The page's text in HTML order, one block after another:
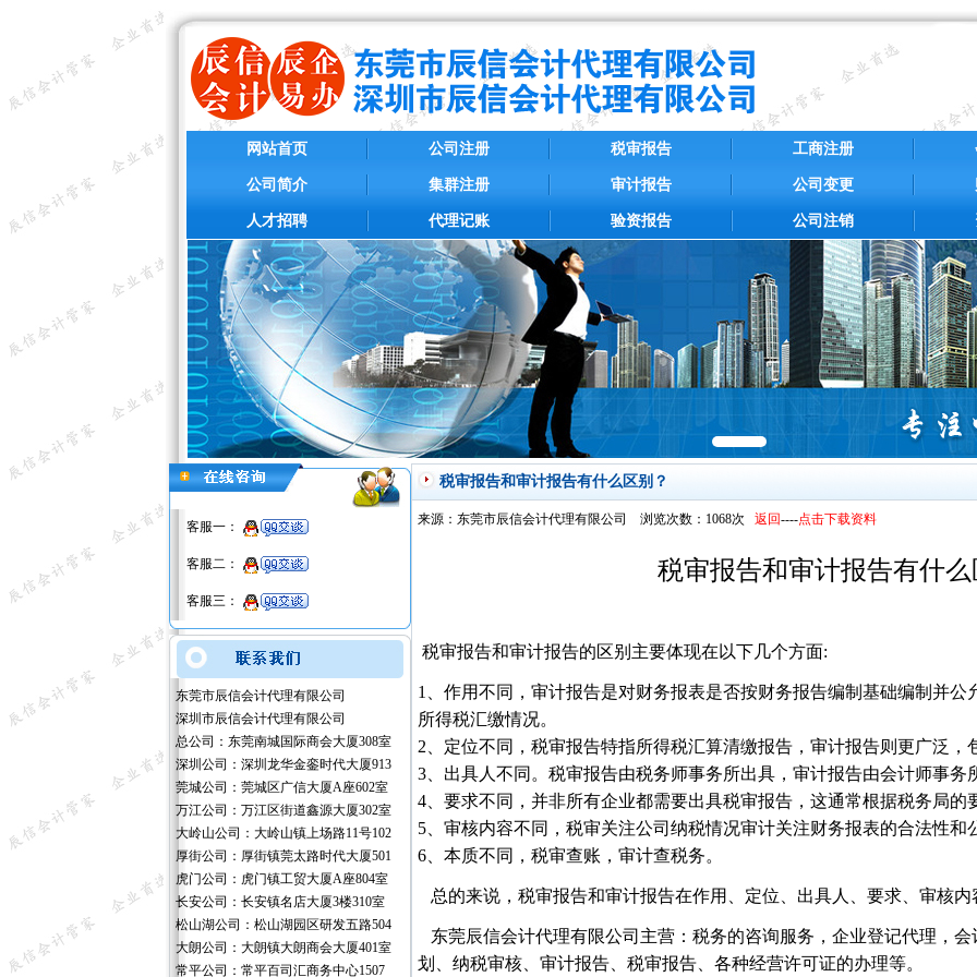
网站首页
公司简介
人才招聘
公司注册
集群注册
代理记账
税审报告
审计报告
验资报告
工商注册
公司变更
公司注销
客服一：
客服二：
客服三：
东莞市辰信会计代理有限公司
深圳市辰信会计代理有限公司
总公司：东莞南城国际商会大厦308室
深圳公司：深圳龙华金銮时代大厦913
莞城公司：莞城区广信大厦A座602室
万江公司：万江区街道鑫源大厦302室
大岭山公司：大岭山镇上场路11号102
厚街公司：厚街镇莞太路时代大厦501
虎门公司：虎门镇工贸大厦A座804室
长安公司：长安镇名店大厦3楼310室
松山湖公司：松山湖园区研发五路504
大朗公司：大朗镇大朗商会大厦401室
常平公司：常平百司汇商务中心1507
税审报告和审计报告有什么区别？
来源：东莞市辰信会计代理有限公司 浏览次数：1068次 返回----点击下载资料
税审报告和审计报告有什
税审报告和审计报告的区别主要体现在以下几个方面:
1、作用不同，审计报告是对财务报表是否按财务报告编制基础编制并公
所得税汇缴情况。
2、定位不同，税审报告特指所得税汇算清缴报告，审计报告则更广泛，
3、出具人不同。税审报告由税务师事务所出具，审计报告由会计师事务
4、要求不同，并非所有企业都需要出具税审报告，这通常根据税务局的
5、审核内容不同，税审关注公司纳税情况审计关注财务报表的合法性和
6、本质不同，税审查账，审计查税务。
总的来说，税审报告和审计报告在作用、定位、出具人、要求、审核内
东莞辰信会计代理有限公司主营：税务的咨询服务，企业登记代理，
划、纳税审核、审计报告、税审报告、各种经营许可证的办理等。